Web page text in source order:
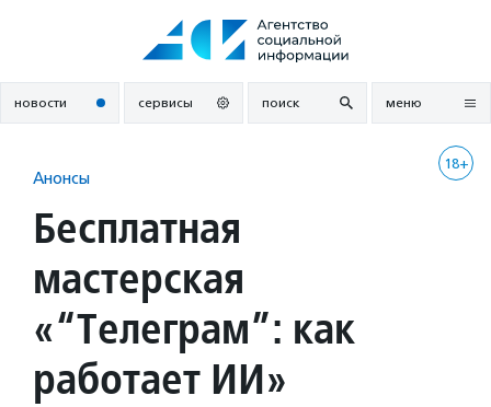
новости сервисы поиск меню
18+
Анонсы
Бесплатная
мастерская
«“Телеграм”: как
работает ИИ»